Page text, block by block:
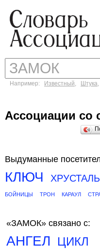
Например: Известный, Штука,
Ассоциации
Выдуманные
КЛЮЧ
БОЙНИЦЫ ТРОН КАРАУЛ
«ЗАМОК» связано с:
АНГЕЛ ЦИКЛ